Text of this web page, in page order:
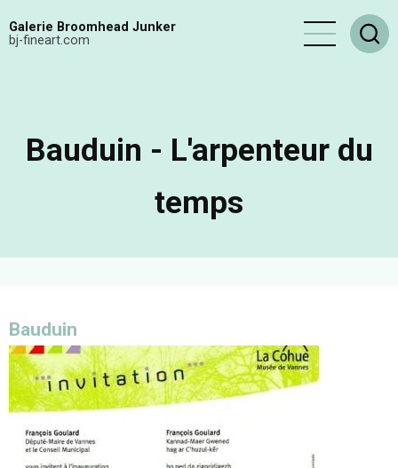
auGalerie Broomhead Junker
bj-fineart.com
Bauduin - L'arpenteur du
temps
Bauduin